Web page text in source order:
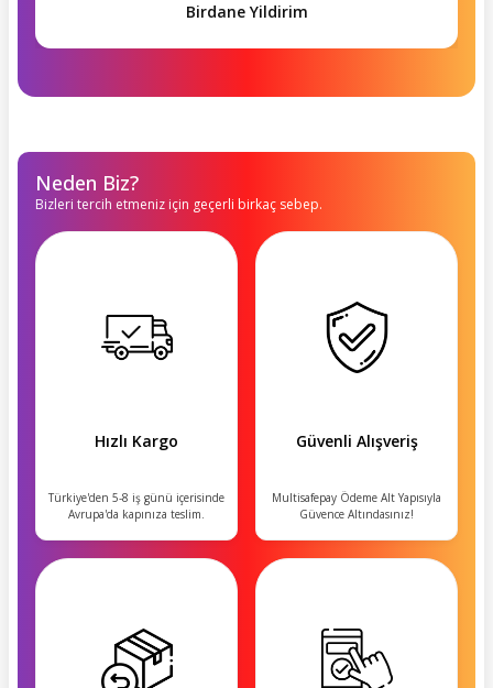
Birdane Yildirim
Neden Biz?
Bizleri tercih etmeniz için geçerli birkaç sebep.
Hızlı Kargo
Türkiye'den 5-8 iş günü içerisinde
Avrupa'da kapınıza teslim.
Güvenli Alışveriş
Multisafepay Ödeme Alt Yapısıyla
Güvence Altındasınız!